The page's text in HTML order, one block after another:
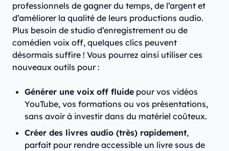
professionnels de gagner du temps, de l’argent et
d’améliorer la qualité de leurs productions audio.
Plus besoin de studio d’enregistrement ou de
comédien voix off, quelques clics peuvent
désormais suffire ! Vous pourrez ainsi utiliser ces
nouveaux outils pour :
Générer une voix off fluide pour vos vidéos
YouTube, vos formations ou vos présentations,
sans avoir à investir dans du matériel coûteux.
Créer des livres audio (très) rapidement,
parfait pour rendre accessible un livre sous de